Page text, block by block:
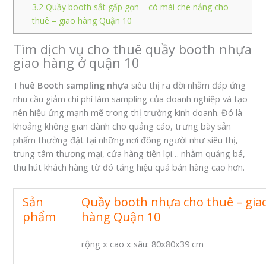
3.2 Quầy booth sắt gấp gọn – có mái che nắng cho
thuê – giao hàng Quận 10
Tìm dịch vụ cho thuê quầy booth nhựa
giao hàng ở quận 10
Thuê Booth sampling nhựa siêu thị ra đời nhằm đáp ứng
nhu cầu giảm chi phí làm sampling của doanh nghiệp và tạo
nên hiệu ứng mạnh mẽ trong thị trường kinh doanh. Đó là
khoảng không gian dành cho quảng cáo, trưng bày sản
phẩm thường đặt tại những nơi đông người như siêu thị,
trung tâm thương mại, cửa hàng tiện lợi… nhằm quảng bá,
thu hút khách hàng từ đó tăng hiệu quả bán hàng cao hơn.
Sản
phẩm
Quầy booth nhựa cho thuê –
hàng Quận 10
rộng x cao x sâu: 80x80x39 cm